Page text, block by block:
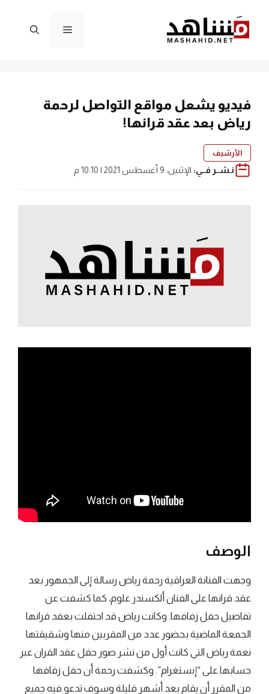
المحتوى
القائمة
فيديو يشعل مواقع التواصل لرحمة
رياض بعد عقد قرانها!
الأرشيف
نـشــر فــي: الإثنين، 9 أغسطس 2021 | 10:10 م
الوصف
وجهت الفنانة العراقية رحمة رياض رسالة إلى الجمهور بعد
عقد قرانها على الفنان ألكسندر علوم، كما كشفت عن
تفاصيل حفل زفافها. وكانت رياض قد احتفلت بعقد قرانها
الجمعة الماضية بحضور عدد من المقربين منها وشقيقتها
نعمة رياض التي كانت أول من نشر صور حفل عقد القران عبر
حسابها على “إنستغرام”. وكشفت رحمة أن حفل زفافها
من المقرر أن يقام بعد أشهر قليلة وسوف تدعو فيه جميع